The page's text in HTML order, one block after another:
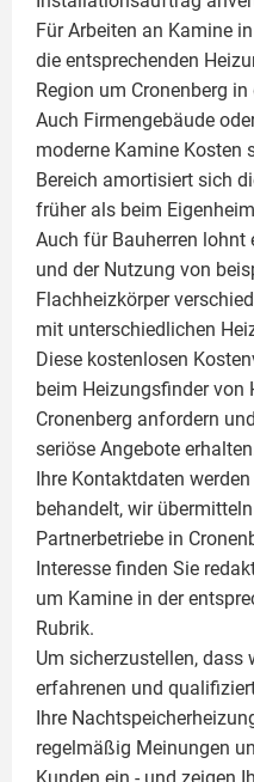
Für Arbeiten an Kamine
die entsprechenden
Region um Cronenberg in
Auch Firmengebäude
moderne Kamine Kosten
Bereich amortisiert sich
früher als beim
Auch für Bauherren lohnt
und der Nutzung von
Flachheizkörper
mit unterschiedlichen
Diese kostenlosen
beim Heizungsfinder von
Cronenberg anfordern
seriöse Angebote
Ihre Kontaktdaten
behandelt, wir
Partnerbetriebe in
Interesse finden Sie
um Kamine in der
Rubrik.
Um sicherzustellen, dass
erfahrenen und
Ihre
regelmäßig Meinungen